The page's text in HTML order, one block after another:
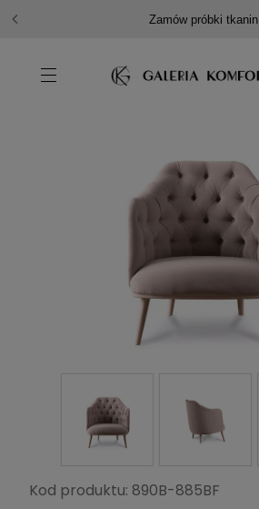
Zamów próbki tkanin
Kod produktu: 890B-885BF